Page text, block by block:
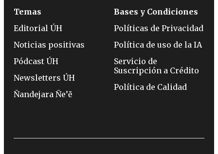
Temas
Editorial ÚH
Noticias positivas
Pódcast ÚH
Newsletters ÚH
Ñandejara Ñe’ẽ
Bases y Condiciones
Políticas de Privacidad
Política de uso de la IA
Servicio de
Suscripción a Crédito
Política de Calidad